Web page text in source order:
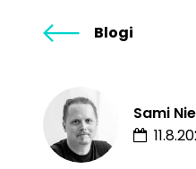
Blogi
Sami